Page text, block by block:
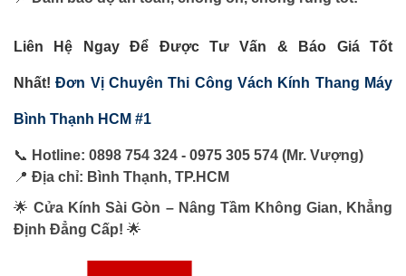
Liên Hệ Ngay Để Được Tư Vấn & Báo Giá Tốt
Nhất!Đơn Vị Chuyên Thi Công Vách Kính Thang Máy
Bình Thạnh HCM #1
📞 Hotline: 0898 754 324 - 0975 305 574 (Mr. Vượng)
📍 Địa chỉ: Bình Thạnh, TP.HCM
🌟Cửa Kính Sài Gòn – Nâng Tầm Không Gian, Khẳng
Định Đẳng Cấp! 🌟